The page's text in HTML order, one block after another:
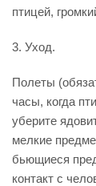
птицей,
3. Уход.
Полеты
часы, когда
уберите
мелкие
бьющиеся
контакт с